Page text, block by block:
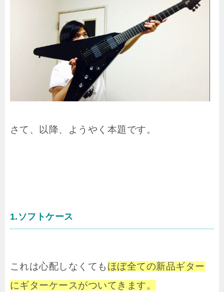
さて、以降、ようやく本題です。
1.ソフトケース
これは心配しなくても ほぼ全ての新品ギター
にギターケースがついてきます。